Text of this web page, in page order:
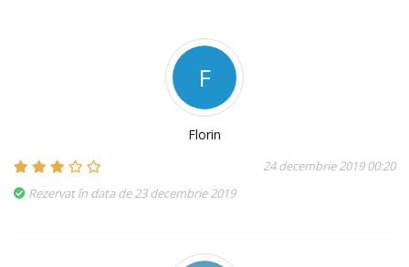
F
Florin
24 decembrie 2019 00:20
Rezervat în data de 23 decembrie 2019